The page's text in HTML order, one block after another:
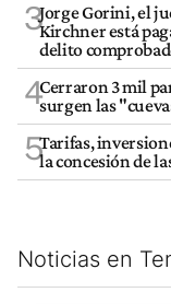
3Jorge Gorini, el
Kirchner está
delito
4Cerraron 3 mil
surgen las
5Tarifas,
la concesión de
Noticias en
Este listado muestra